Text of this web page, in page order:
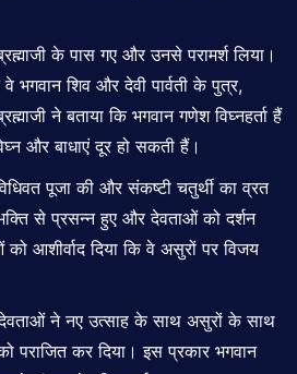
के पास गए और उनसे परामर्श लिया।
भगवान शिव और देवी पार्वती के पुत्र,
ने बताया कि भगवान गणेश विघ्नहर्ता हैं
और बाधाएं दूर हो सकती हैं।
पूजा की और संकष्टी चतुर्थी का व्रत
से प्रसन्न हुए और देवताओं को दर्शन
आशीर्वाद दिया कि वे असुरों पर विजय
ने नए उत्साह के साथ असुरों के साथ
पराजित कर दिया। इस प्रकार भगवान